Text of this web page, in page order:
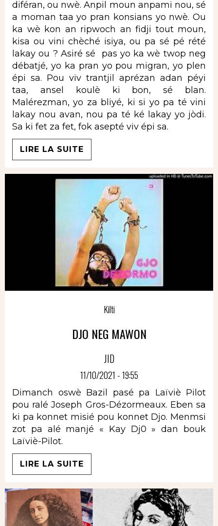
diféran, ou nwè. Anpil moun anpami nou, sé
a moman taa yo pran konsians yo nwè. Ou
ka wè kon an ripwoch an fidji tout moun,
kisa ou vini chèché isiya, ou pa sé pé rété
lakay ou ? Asiré sé pas yo ka wè twop neg
débatjé, yo ka pran yo pou migran, yo plen
épi sa. Pou viv trantjil aprézan adan péyi
taa, ansel koulè ki bon, sé blan.
Malérezman, yo za bliyé, ki si yo pa té vini
lakay nou avan, nou pa té ké lakay yo jòdi.
Sa ki fet za fet, fok asepté viv épi sa.
LIRE LA SUITE
Kilti
DJO NEG MAWON
JID
11/10/2021 - 19:55
Dimanch oswè Bazil pasé pa Laïviè Pilot
pou ralé Joseph Gros-Dézormeaux. Eben sa
ki pa konnet misié pou konnet Djo. Menmsi
zot pa alé manjé « Kay Dj0 » dan bouk
Laïviè-Pilot.
LIRE LA SUITE